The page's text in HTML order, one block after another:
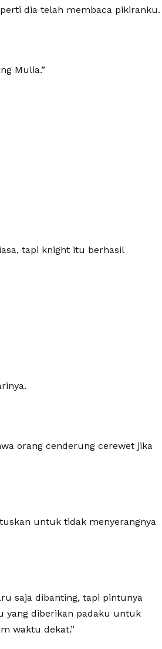
dia telah membaca pikiranku.
Mulia.”
tapi knight itu berhasil
orang cenderung cerewet jika
untuk tidak menyerangnya
saja dibanting, tapi pintunya
yang diberikan padaku untuk
waktu dekat.”